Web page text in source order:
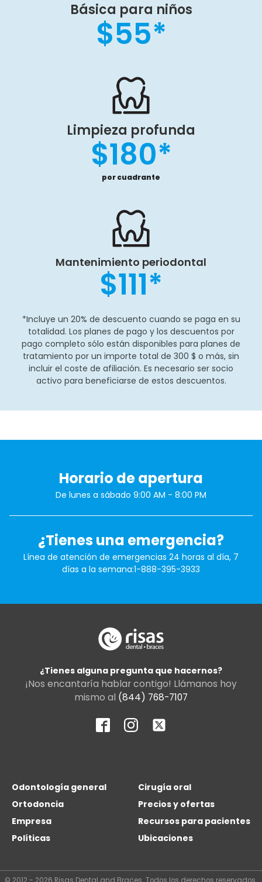
Básica para niños
$55*
Limpieza profunda
$180*
por cuadrante
Mantenimiento periodontal
$111*
*Incluye un 20% de descuento cuando se paga en su
totalidad. Los planes de pago y los descuentos por
pago completo sólo están disponibles para planes de
tratamiento por un importe total de 300 $ o más, sin
incluir el coste de afiliación. Es necesario ser socio
activo para beneficiarse de estos descuentos.
Horario de apertura
De lunes a sábado 9:00 AM - 8:00 PM
¿Tienes una emergencia?
Línea de atención de emergencias 24 horas al día, 7
días a la semana:1-888-395-3933
¿Tienes alguna pregunta que hacernos?
¡Nos encantaría hablar contigo! Llámanos hoy
mismo al (844) 768-7107
Odontología general
Cirugía oral
Ortodoncia
Precios y ofertas
Empresa
Recursos para pacientes
Políticas
Ubicaciones